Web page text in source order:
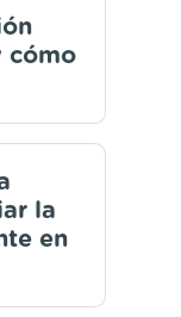
cómo
la
en